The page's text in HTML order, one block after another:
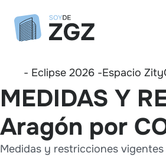
- Eclipse 2026 -Espacio Zity
MEDIDAS Y
Aragón por
Medidas y restricciones